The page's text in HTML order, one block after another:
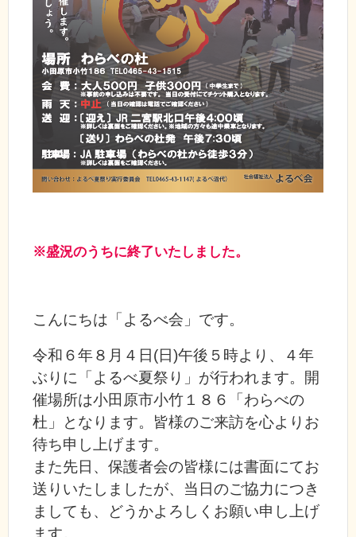
※盛況のうちに終了いたしました。
こんにちは「よるべ会」です。
令和６年８月４日(日)午後５時より、４年
ぶりに「よるべ夏祭り」が行われます。開
催場所は小田原市小竹１８６「わらべの
杜」となります。皆様のご来訪を心よりお
待ち申し上げます。
また先日、保護者会の皆様には書面にてお
送りいたしましたが、当日のご協力につき
ましても、どうかよろしくお願い申し上げ